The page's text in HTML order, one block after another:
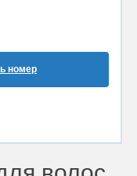
номер